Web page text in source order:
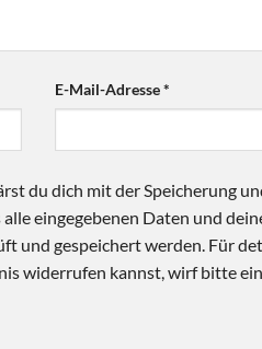
E-Mail-Adresse*
du dich mit der Speicherung
eingegebenen Daten und
und gespeichert werden. Für
widerrufen kannst, wirf bitte